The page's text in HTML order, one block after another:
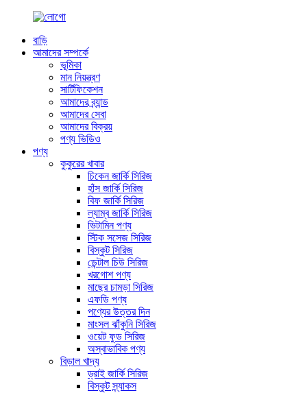
বাড়ি
আমাদের সম্পর্কে
ভূমিকা
মান নিয়ন্ত্রণ
সার্টিফিকেশন
আমাদের ব্র্যান্ড
আমাদের সেবা
আমাদের বিক্রয়
পণ্য ভিডিও
পণ্য
কুকুরের খাবার
চিকেন জার্কি সিরিজ
হাঁস জার্কি সিরিজ
বিফ জার্কি সিরিজ
ল্যাম্ব জার্কি সিরিজ
ভিটামিন পণ্য
স্টিক সসেজ সিরিজ
বিস্কুট সিরিজ
ডেন্টাল চিউ সিরিজ
খরগোশ পণ্য
মাছের চামড়া সিরিজ
এফডি পণ্য
পণ্যের উত্তর দিন
মাংসল ঝাঁকুনি সিরিজ
ওয়েট ফুড সিরিজ
অস্বাভাবিক পণ্য
বিড়াল খাদ্য
ড্রাই জার্কি সিরিজ
বিস্কুট স্ন্যাকস